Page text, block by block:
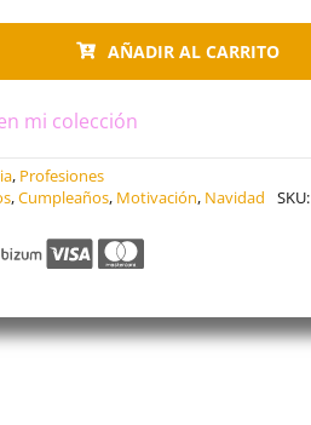
el
manitas
AÑADIR AL CARRITO
mi colección
, Profesiones
,Cumpleaños, Motivación, Navidad SKU: